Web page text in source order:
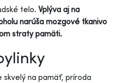
telo. Vplýva aj na
narúša mozgové tkanivo
straty pamäti.
na pamäť, príroda